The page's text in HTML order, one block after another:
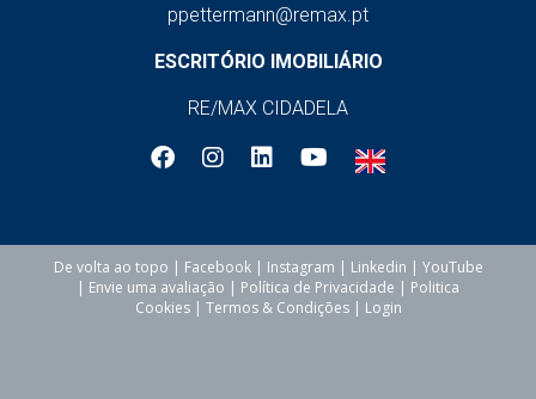
ppettermann@remax.pt
ESCRITÓRIO IMOBILIÁRIO
RE/MAX CIDADELA
De volta ao topo | Facebook| Instagram | Linkedin | YouTube
| Envie uma avaliação | Política de Privacidade | Politica
Cookies| Termos & Condições| Login